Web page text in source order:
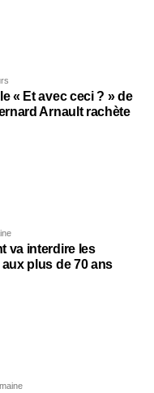
« Et avec ceci ? » de
Arnault rachète
va interdire les
plus de 70 ans